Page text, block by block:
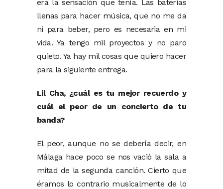
era la sensación que tenía. Las baterías
llenas para hacer música, que no me da
ni para beber, pero es necesaria en mi
vida. Ya tengo mil proyectos y no paro
quieto. Ya hay mil cosas que quiero hacer
para la siguiente entrega.
Lil Cha, ¿cuál es tu mejor recuerdo y
cuál el peor de un concierto de tu
banda?
El peor, aunque no se debería decir, en
Málaga hace poco se nos vació la sala a
mitad de la segunda canción. Cierto que
éramos lo contrario musicalmente de lo